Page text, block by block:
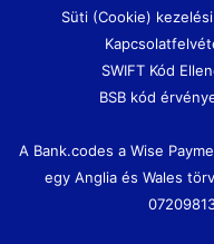
Süti (Cookie)
SWIFT Kód
BSB kód
A Bank.codes a Wise
egy Anglia és Wales